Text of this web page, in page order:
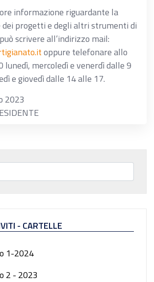
informazione riguardante la
progetti e degli altri strumenti di
scrivere all’indirizzo mail:
oppure telefonare allo
lunedì, mercoledì e venerdì dalle 9
e giovedì dalle 14 alle 17.
2023
- CARTELLE
1-2024
2 - 2023